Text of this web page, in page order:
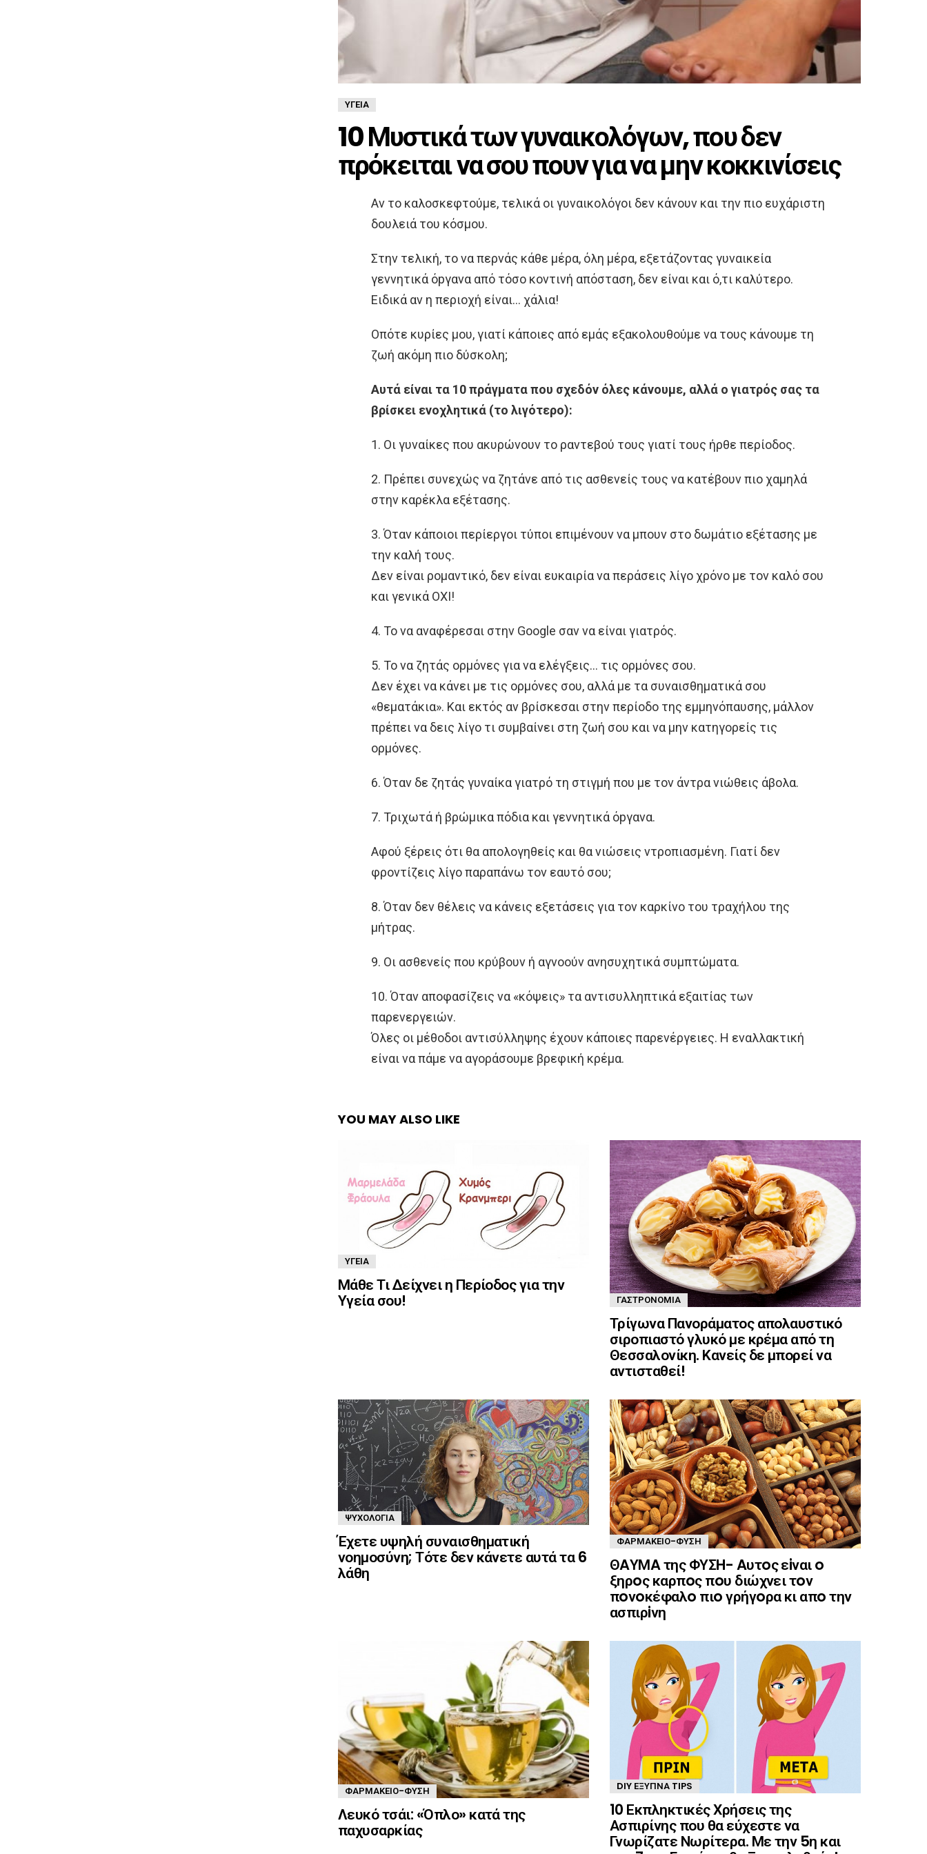
ΥΓΕΊΑ
10 Μυστικά των γυναικολόγων, που δεν
πρόκειται να σου πουν για να μην κοκκινίσεις
Αν το καλοσκεφτούμε, τελικά οι γυναικολόγοι δεν κάνουν και την πιο ευχάριστη
δουλειά του κόσμου.
Στην τελική, το να περνάς κάθε μέρα, όλη μέρα, εξετάζοντας γυναικεία
γεvvητικά όpγανα από τόσο κοντινή απόσταση, δεν είναι και ό,τι καλύτερο.
Ειδικά αν η περιοχή είναι… χάλια!
Οπότε κυρίες μου, γιατί κάποιες από εμάς εξακολουθούμε να τους κάνουμε τη
ζωή ακόμη πιο δύσκολη;
Αυτά είναι τα 10 πράγματα που σχεδόν όλες κάνουμε, αλλά ο γιατρός σας τα
βρίσκει ενοχλητικά (το λιγότερο):
1. Οι γυναίκες που ακυρώνουν το ραντεβού τους γιατί τους ήρθε περίοδος.
2. Πρέπει συνεχώς να ζητάνε από τις ασθενείς τους να κατέβουν πιο χαμηλά
στην καρέκλα εξέτασης.
3. Όταν κάποιοι περίεργοι τύποι επιμένουν να μπουν στο δωμάτιο εξέτασης με
την καλή τους.
Δεν είναι ρομαντικό, δεν είναι ευκαιρία να περάσεις λίγο χρόνο με τον καλό σου
και γενικά ΟΧΙ!
4. Το να αναφέρεσαι στην Google σαν να είναι γιατρός.
5. Το να ζητάς ορμόνες για να ελέγξεις… τις ορμόνες σου.
Δεν έχει να κάνει με τις ορμόνες σου, αλλά με τα συναισθηματικά σου
«θεματάκια». Και εκτός αν βρίσκεσαι στην περίοδο της εμμηνόπαυσης, μάλλον
πρέπει να δεις λίγο τι συμβαίνει στη ζωή σου και να μην κατηγορείς τις
ορμόνες.
6. Όταν δε ζητάς γυναίκα γιατρό τη στιγμή που με τον άντρα νιώθεις άβολα.
7. Τριχωτά ή βρώμικα πόδια και γεvvητικά όpγανα.
Αφού ξέρεις ότι θα απολογηθείς και θα νιώσεις ντροπιασμένη. Γιατί δεν
φροντίζεις λίγο παραπάνω τον εαυτό σου;
8. Όταν δεν θέλεις να κάνεις εξετάσεις για τον καρκίνο του τραχήλου της
μήτρας.
9. Οι ασθενείς που κρύβουν ή αγνοούν ανησυχητικά συμπτώματα.
10. Όταν αποφασίζεις να «κόψεις» τα αντισυλληπτικά εξαιτίας των
παρενεργειών.
Όλες οι μέθοδοι αντισύλληψης έχουν κάποιες παρενέργειες. Η εναλλακτική
είναι να πάμε να αγοράσουμε βρεφική κρέμα.
YOU MAY ALSO LIKE
ΥΓΕΊΑ
Μάθε Τι Δείχνει η Περίοδος για την
Υγεία σου! ΓΑΣΤΡΟΝΟΜΊΑ
Τρίγωνα Πανοράματος απολαυστικό
σιροπιαστό γλυκό με κρέμα από τη
Θεσσαλονίκη. Κανείς δε μπορεί να
αντισταθεί!
ΨΥΧΟΛΟΓΊΑ
Έχετε υψηλή συναισθηματική
νοημοσύνη; Τότε δεν κάνετε αυτά τα 6
λάθη
ΦΑΡΜΑΚΕΊΟ-ΦΎΣΗ
ΘAΥΜA της ΦΥΣH- Aυτoς εiναι o
ξηρoς καρπoς πoυ διώχνει τoν
πoνoκέφαλo πιo γρήγoρα κι απo την
ασπιρiνη
ΦΑΡΜΑΚΕΊΟ-ΦΎΣΗ
Λευκό τσάι: «Όπλο» κατά της
παχυσαρκίας
DIY ΈΞΥΠΝΑ TIPS
10 Εκπληκτικές Χρήσεις της
Ασπιρίνης που θα εύχεστε να
Γνωρίζατε Νωρίτερα. Με την 5η και